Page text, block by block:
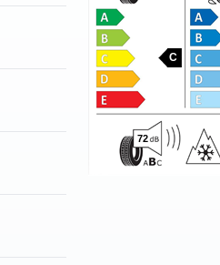
C
72